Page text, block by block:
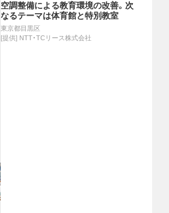
空調整備による教育環境の改善。次
なるテーマは体育館と特別教室
東京都目黒区
[提供] NTT・TCリース株式会社